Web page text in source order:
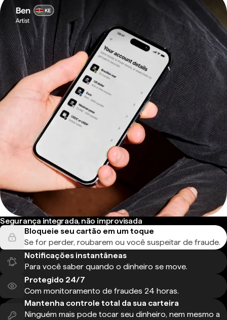
Segurança integrada, não improvisada
Bloqueie seu cartão em um toque
Se for perder, roubarem ou você suspeitar de fraude.
Notificações instantâneas
Para você saber quando o dinheiro se move.
Protegido 24/7
Com monitoramento de fraudes 24 horas.
Mantenha controle total da sua carteira
Ninguém mais pode tocar seu dinheiro, nem mesmo a